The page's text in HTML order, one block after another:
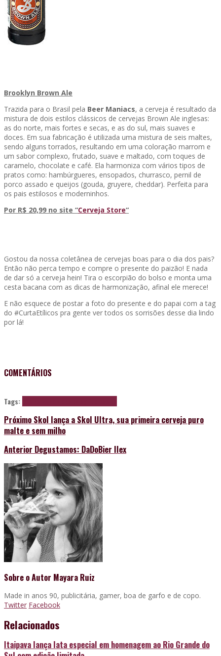
Brooklyn Brown Ale
Trazida para o Brasil pela Beer Maniacs, a cerveja é resultado da
mistura de dois estilos clássicos de cervejas Brown Ale inglesas:
as do norte, mais fortes e secas, e as do sul, mais suaves e
doces. Em sua fabricação é utilizada uma mistura de seis maltes,
sendo alguns torrados, resultando em uma coloração marrom e
um sabor complexo, frutado, suave e maltado, com toques de
caramelo, chocolate e café. Ela harmoniza com vários tipos de
pratos como: hambúrgueres, ensopados, churrasco, pernil de
porco assado e queijos (gouda, gruyere, cheddar). Perfeita para
os pais estilosos e moderninhos.
Por R$ 20,99 no site “Cerveja Store“
Gostou da nossa coletânea de cervejas boas para o dia dos pais?
Então não perca tempo e compre o presente do paizão! E nada
de dar só a cerveja hein! Tira o escorpião do bolso e monta uma
cesta bacana com as dicas de harmonização, afinal ele merece!
E não esquece de postar a foto do presente e do papai com a tag
do #CurtaEtílicos pra gente ver todos os sorrisões desse dia lindo
por lá!
COMENTÁRIOS
Tags:
Próximo Skol lança a Skol Ultra, sua primeira cerveja puro
malte e sem milho
Anterior Degustamos: DaDoBier Ilex
Sobre o Autor Mayara Ruiz
Made in anos 90, publicitária, gamer, boa de garfo e de copo.
Twitter Facebook
Relacionados
Itaipava lança lata especial em homenagem ao Rio Grande do